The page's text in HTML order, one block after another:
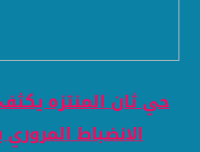
حي ثان المنتزه
الانضباط المروري بشارع 25